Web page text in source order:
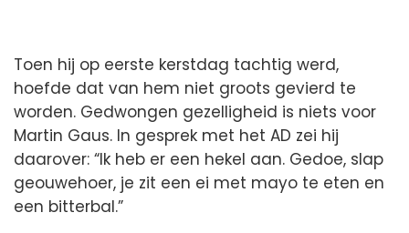
Toen hij op eerste kerstdag tachtig werd,
hoefde dat van hem niet groots gevierd te
worden. Gedwongen gezelligheid is niets voor
Martin Gaus. In gesprek met het AD zei hij
daarover: “Ik heb er een hekel aan. Gedoe, slap
geouwehoer, je zit een ei met mayo te eten en
een bitterbal.”